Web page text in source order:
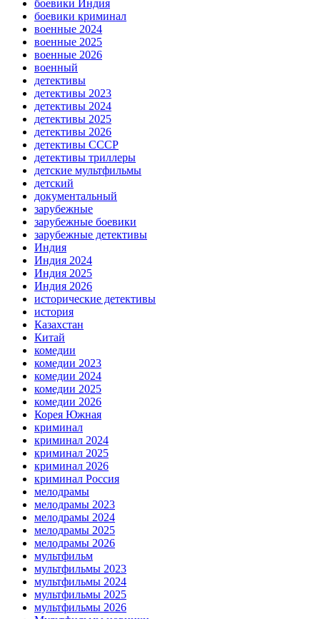
боевики Индия
боевики криминал
военные 2024
военные 2025
военные 2026
военный
детективы
детективы 2023
детективы 2024
детективы 2025
детективы 2026
детективы СССР
детективы триллеры
детские мультфильмы
детский
документальный
зарубежные
зарубежные боевики
зарубежные детективы
Индия
Индия 2024
Индия 2025
Индия 2026
исторические детективы
история
Казахстан
Китай
комедии
комедии 2023
комедии 2024
комедии 2025
комедии 2026
Корея Южная
криминал
криминал 2024
криминал 2025
криминал 2026
криминал Россия
мелодрамы
мелодрамы 2023
мелодрамы 2024
мелодрамы 2025
мелодрамы 2026
мультфильм
мультфильмы 2023
мультфильмы 2024
мультфильмы 2025
мультфильмы 2026